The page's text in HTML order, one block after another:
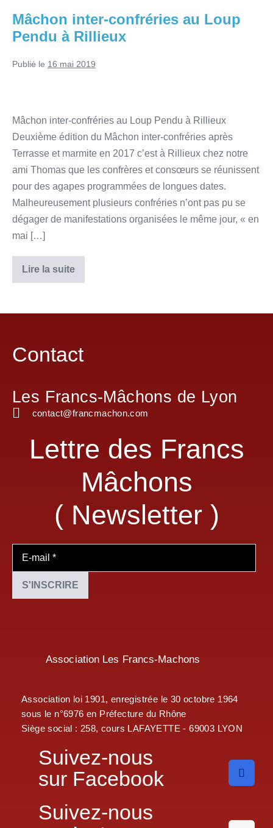
Mâchon inter-confréries au Loup
Pendu à Rillieux
Publié le 16 mai 2019
Mâchon inter-confréries au Loup Pendu à Rillieux
Deuxième édition du Mâchon inter-confréries après
Terrasse et marmite en 2017 c’est à Rillieux chez notre
ami Thomas que les confrères et consœurs se réunissent
pour des agapes programmées de longues dates.
Malheureusement plusieurs confréries n’ont pas pu se
dégager de manifestations organisées le même jour, « en
mai […]
Lire la suite
Contact
Les Francs-Mâchons de Lyon
contact@francmachon.com
Lettre des Francs
Mâchons
( Newsletter )
Association Les Francs-Machons
Association loi 1901, enregistrée le 30 octobre 1964
sous le n°6976 en Préfecture du Rhône
Siège social : 258, cours LAFAYETTE - 69003 LYON
Suivez-nous
sur Facebook
Suivez-nous